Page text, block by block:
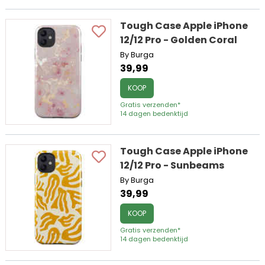
Tough Case Apple iPhone
12/12 Pro - Golden Coral
By Burga
39,99
KOOP
Gratis verzenden*
14 dagen bedenktijd
Tough Case Apple iPhone
12/12 Pro - Sunbeams
By Burga
39,99
KOOP
Gratis verzenden*
14 dagen bedenktijd